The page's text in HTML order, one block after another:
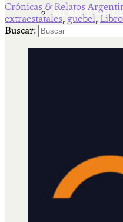
AJÍ EN
Facultad Libre
Cátedra Bailable
Crónicas & Relatos
extraestatales, guebel, Libro
Buscar: